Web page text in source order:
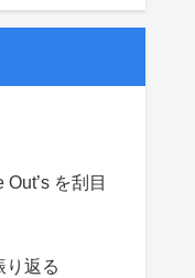
を刮目
り返る